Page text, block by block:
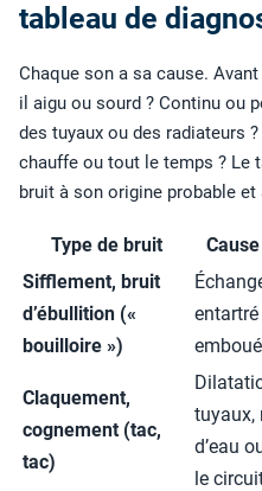
tableau de
Chaque son a sa cause.
il aigu ou sourd ? Continu ou
des tuyaux ou des radiateurs
chauffe ou tout le temps ? Le
bruit à son origine probable
Type de bruit
Sifflement, bruit
d’ébullition («
bouilloire »)
emboué
Claquement,
cognement (tac,
tac)
tuyaux,
d’eau
le